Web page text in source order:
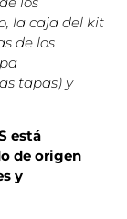
la caja del kit
de los
tapas) y
está
de origen
y